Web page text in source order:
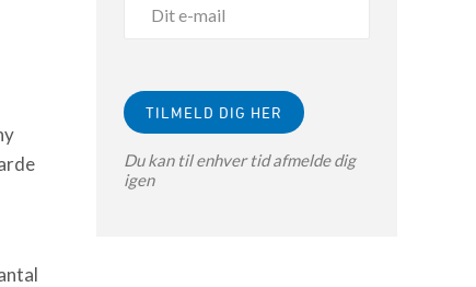
Du kan til enhver tid afmelde dig
igen